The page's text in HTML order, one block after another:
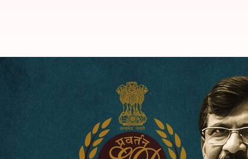
ఉద్ధవ్ థాకరే వర్గం
Jun 21, 2023
మహారాష్ట్ర రాజధానిముంబైలో ఎన్‌ఫోర్స్‌మెంట్